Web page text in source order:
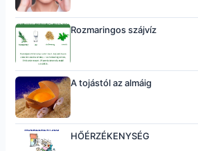
Rozmaringos szájvíz
A tojástól az almáig
HŐÉRZÉKENYSÉG